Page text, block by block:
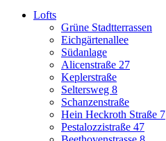
Lofts
Grüne Stadtterrassen
Eichgärtenallee
Südanlage
Alicenstraße 27
Keplerstraße
Seltersweg 8
Schanzenstraße
Hein Heckroth Straße 7
Pestalozzistraße 47